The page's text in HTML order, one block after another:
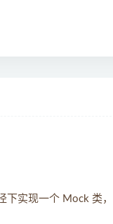
下实现一个 Mock 类，